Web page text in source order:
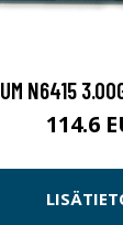
N6415
114.6